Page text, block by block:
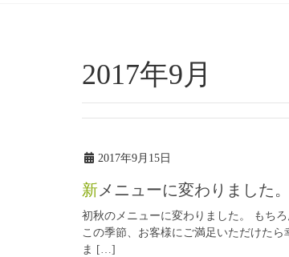
2017年9月
2017年9月15日
新メニューに変わりました。
初秋のメニューに変わりました。 もち
この季節、お客様にご満足いただけた
ま […]